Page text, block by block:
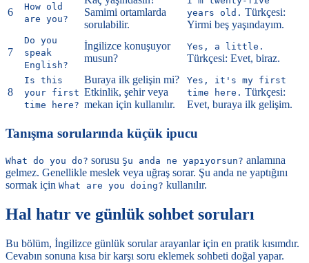
6
How old
are you?
Samimi ortamlarda
sorulabilir.
years old. Türkçesi:
Yirmi beş yaşındayım.
7
Do you
speak
English?
İngilizce konuşuyor
musun?
Yes, a little.
Türkçesi: Evet, biraz.
8
Is this
your first
time here?
Buraya ilk gelişin mi?
Etkinlik, şehir veya
mekan için kullanılır.
Yes, it's my first
time here. Türkçesi:
Evet, buraya ilk gelişim.
Tanışma sorularında küçük ipucu
What do you do? sorusu Şu anda ne yapıyorsun? anlamına
gelmez. Genellikle meslek veya uğraş sorar. Şu anda ne yaptığını
sormak için What are you doing? kullanılır.
Hal hatır ve günlük sohbet soruları
Bu bölüm, İngilizce günlük sorular arayanlar için en pratik kısımdır.
Cevabın sonuna kısa bir karşı soru eklemek sohbeti doğal yapar.